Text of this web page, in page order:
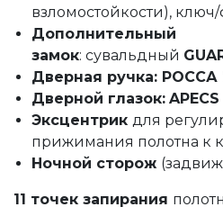
взломостойкости),
Дополнительный
замок: сувальдный
Дверная ручка: РОССА
Дверной глазок: APECS
Эксцентрик для
прижимания полотна к
Ночной сторож
11 точек запирания